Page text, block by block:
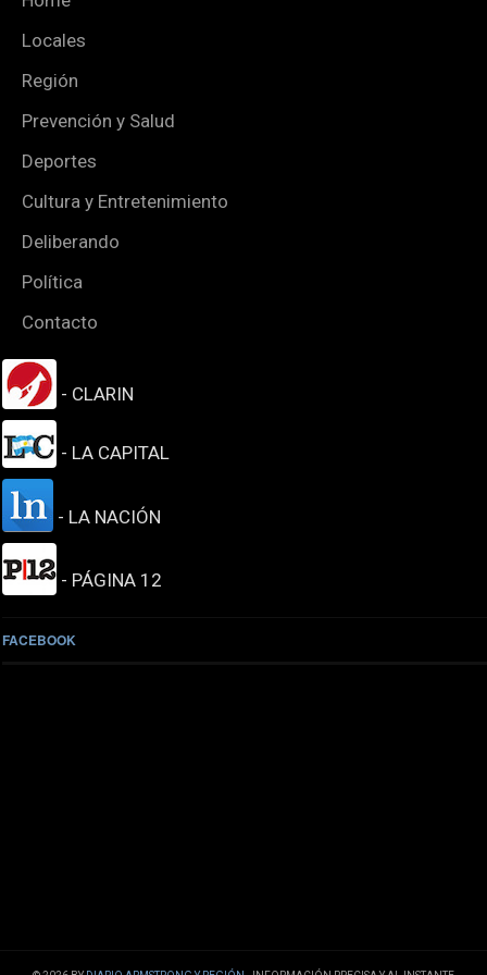
Locales
Región
Prevención y Salud
Deportes
Cultura y Entretenimiento
Deliberando
Política
Contacto
- CLARIN
- LA CAPITAL
- LA NACIÓN
- PÁGINA 12
FACEBOOK